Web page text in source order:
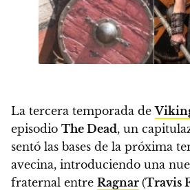
La tercera temporada de
episodio The Dead, un
sentó las bases de la próxima
avecina, introduciendo una
fraternal entre Ragnar (Travis